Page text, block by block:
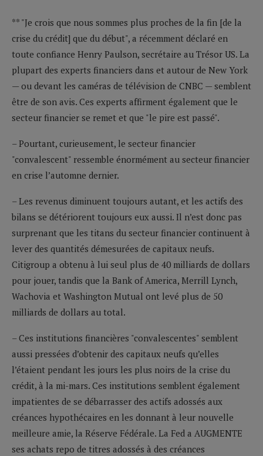
** "Je crois que nous sommes plus proches de la fin [de la
crise du crédit] que du début", a récemment déclaré en
toute confiance Henry Paulson, secrétaire au Trésor US. La
plupart des experts financiers dans et autour de New York
— ou devant les caméras de télévision de CNBC — semblent
être de son avis. Ces experts affirment également que le
secteur financier se remet et que "le pire est passé".
– Pourtant, curieusement, le secteur financier
"convalescent" ressemble énormément au secteur financier
en crise l’automne dernier.
– Les revenus diminuent toujours autant, et les actifs des
bilans se détériorent toujours eux aussi. Il n’est donc pas
surprenant que les titans du secteur financier continuent à
lever des quantités démesurées de capitaux neufs.
Citigroup a obtenu à lui seul plus de 40 milliards de dollars
pour jouer, tandis que la Bank of America, Merrill Lynch,
Wachovia et Washington Mutual ont levé plus de 50
milliards de dollars au total.
– Ces institutions financières "convalescentes" semblent
aussi pressées d’obtenir des capitaux neufs qu’elles
l’étaient pendant les jours les plus noirs de la crise du
crédit, à la mi-mars. Ces institutions semblent également
impatientes de se débarrasser des actifs adossés aux
créances hypothécaires en les donnant à leur nouvelle
meilleure amie, la Réserve Fédérale. La Fed a AUGMENTE
ses achats repo de titres adossés à des créances